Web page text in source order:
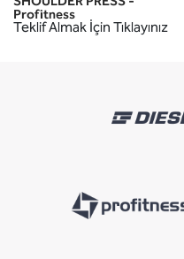
Profitness
Teklif Almak İçin Tıklayınız